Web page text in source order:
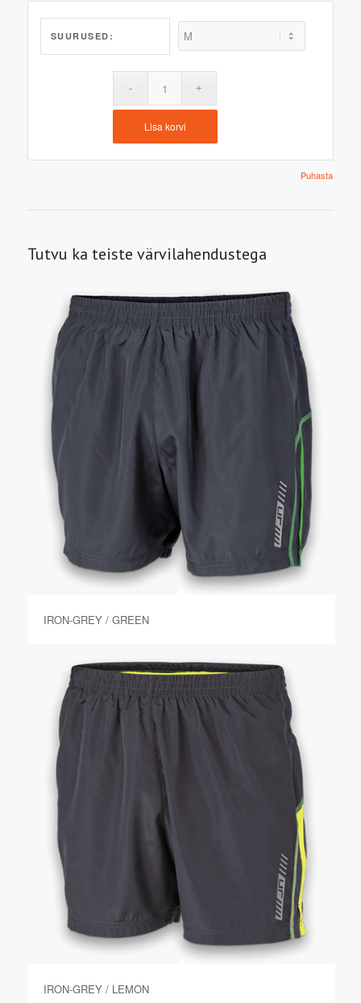
SUURUSED:
Puhasta
Lisa korvi
Tutvu ka teiste värvilahendustega
IRON-GREY / GREEN
IRON-GREY / LEMON